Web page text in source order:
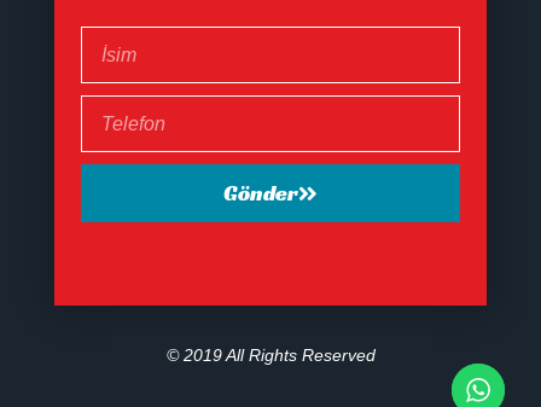
Gönder
© 2019 All Rights Reserved